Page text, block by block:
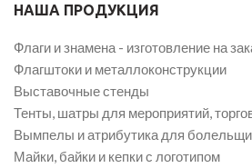
НАША ПРОДУКЦИЯ
Флаги и знамена - изготовление на
Флагштоки и металлоконструкции
Выставочные стенды
Тенты, шатры для мероприятий,
Вымпелы и атрибутика для
Майки, байки и кепки с логотипом